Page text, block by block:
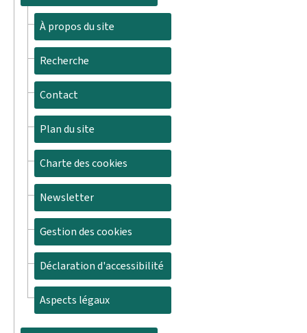
À propos du site
Recherche
Contact
Plan du site
Charte des cookies
Newsletter
Gestion des cookies
Déclaration d'accessibilité
Aspects légaux